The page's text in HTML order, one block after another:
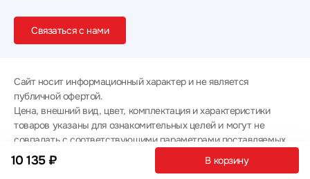
10 135 ₽ В корзину
Связаться с нами
Сайт носит информационный характер и не является
публичной офертой.
Цена, внешний вид, цвет, комплектация и характеристики
товаров указаны для ознакомительных целей и могут не
совпадать с соответствующими параметрами поставляемых
товаров - уточняйте информацию у менеджера при
оформлении заказа.